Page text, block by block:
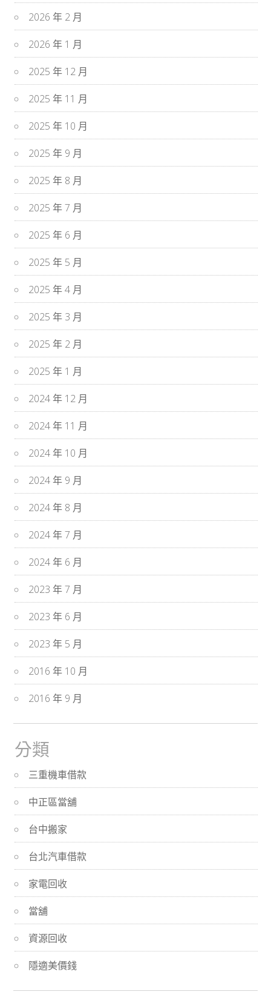
2026 年 2 月
2026 年 1 月
2025 年 12 月
2025 年 11 月
2025 年 10 月
2025 年 9 月
2025 年 8 月
2025 年 7 月
2025 年 6 月
2025 年 5 月
2025 年 4 月
2025 年 3 月
2025 年 2 月
2025 年 1 月
2024 年 12 月
2024 年 11 月
2024 年 10 月
2024 年 9 月
2024 年 8 月
2024 年 7 月
2024 年 6 月
2023 年 7 月
2023 年 6 月
2023 年 5 月
2016 年 10 月
2016 年 9 月
分類
三重機車借款
中正區當舖
台中搬家
台北汽車借款
家電回收
當舖
資源回收
隱適美價錢